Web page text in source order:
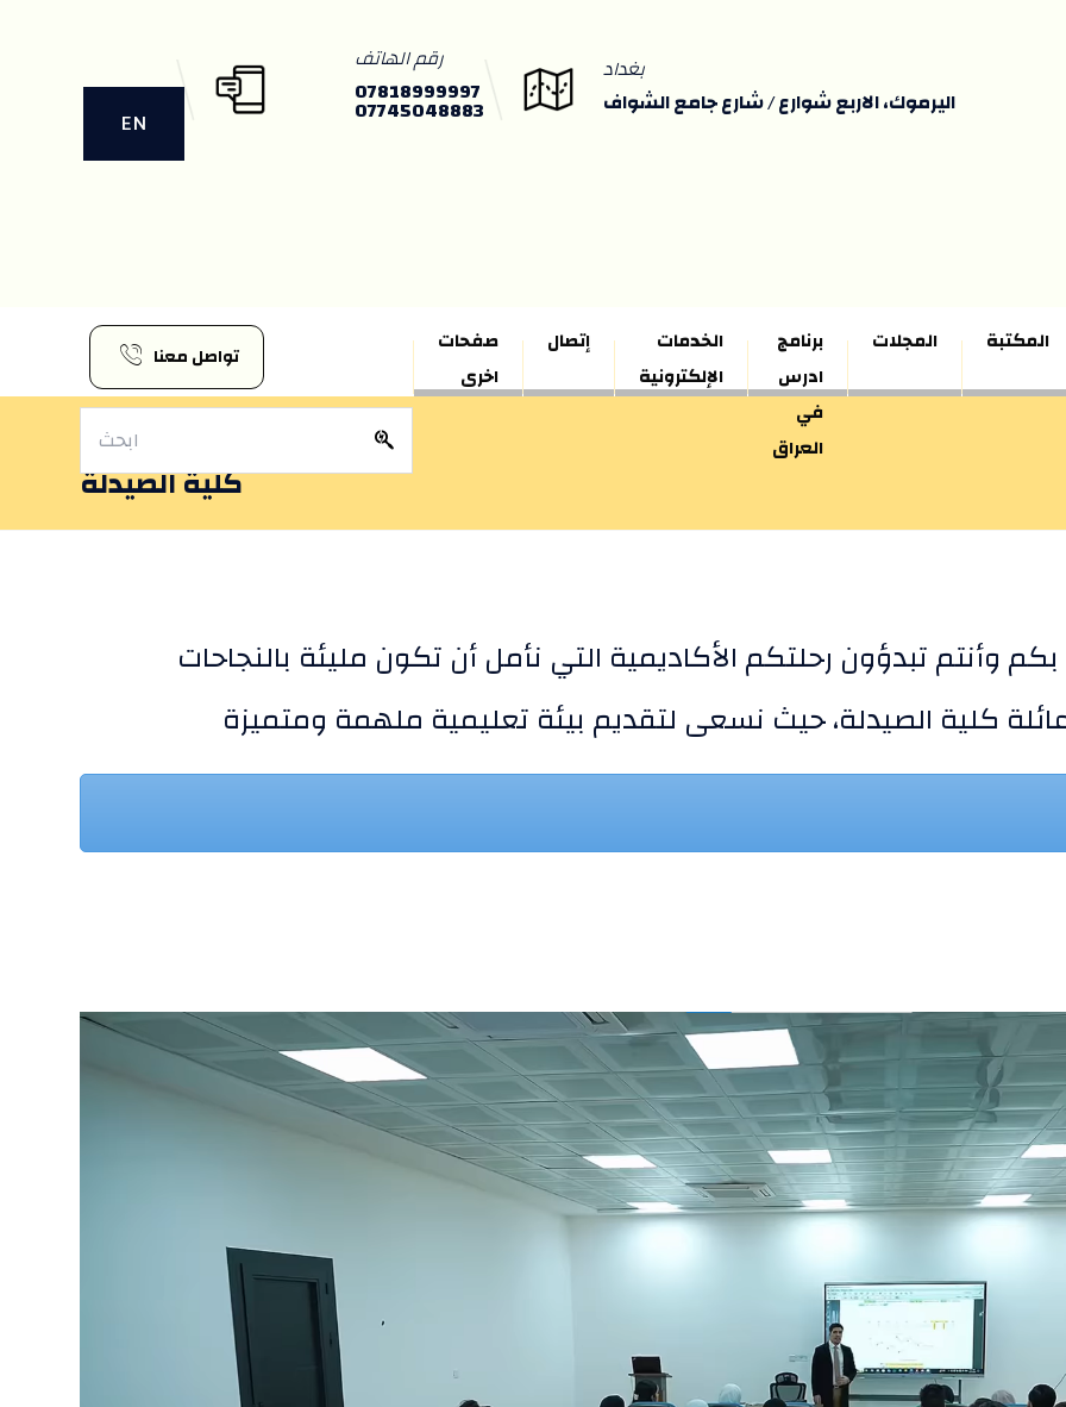
EN
بغداد
اليرموك، الاربع شوارع / شارع جامع الشواف
رقم الهاتف
07818999997
07745048883
تواصل معنا المكتبة المجلات
برنامج
ادرس
في
العراق
الخدمات
الإلكترونية
إتصال
صفحات
اخرى
كلية الصيدلة
وأنتم تبدؤون رحلتكم الأكاديمية التي نأمل أن تكون مليئة بالنجاحات
كلية الصيدلة، حيث نسعى لتقديم بيئة تعليمية ملهمة ومتميزة